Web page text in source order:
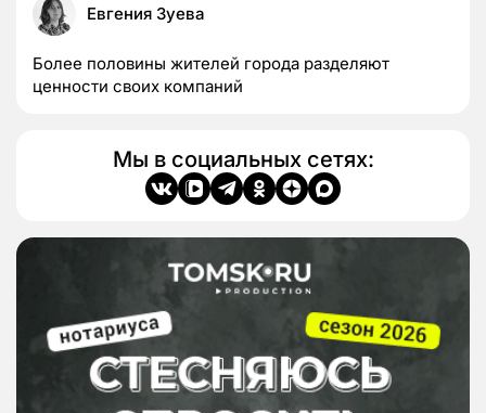
Евгения Зуева
Более половины жителей города разделяют
ценности своих компаний
Мы в социальных сетях: